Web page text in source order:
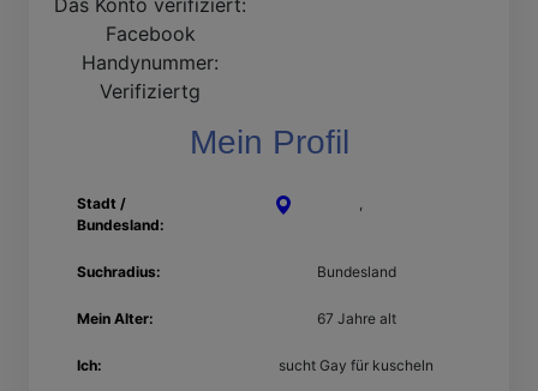
Das Konto verifiziert:
Facebook
Handynummer:
Verifiziertg
Mein Profil
Stadt /
Bundesland:
,
Suchradius: Bundesland
Mein Alter: 67 Jahre alt
Ich: sucht Gay für kuscheln